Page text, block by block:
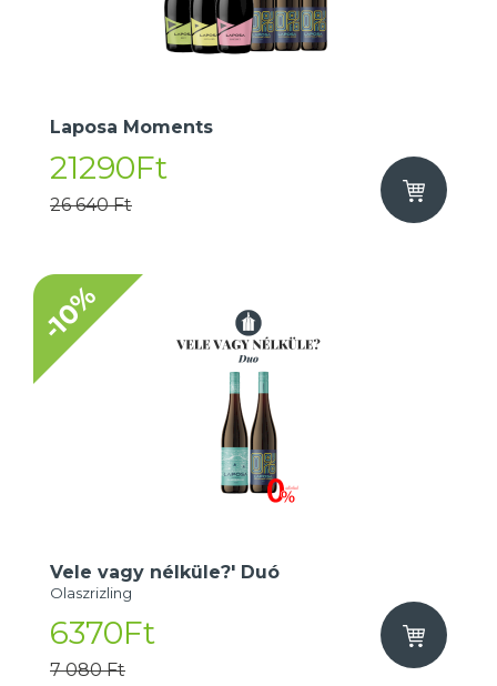
Laposa Moments
21290Ft
26 640 Ft
-10%
Vele vagy nélküle?' Duó
Olaszrizling
6370Ft
7 080 Ft